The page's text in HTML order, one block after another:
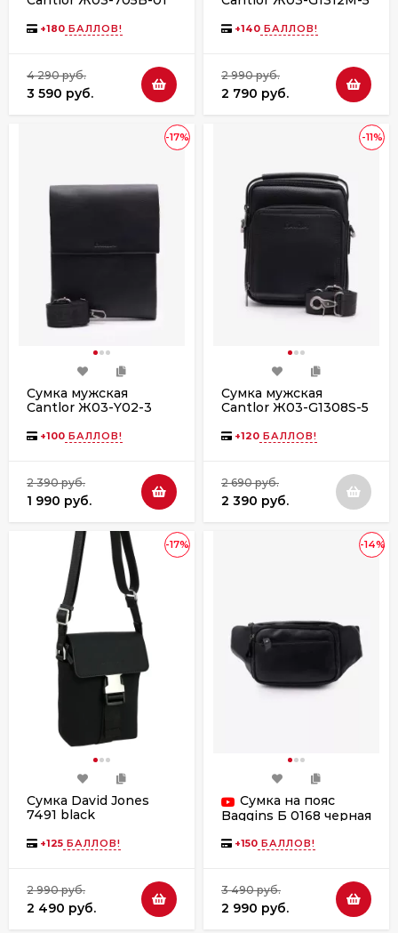
+180 БАЛЛОВ!
4 290 руб.
3 590 руб.
+140 БАЛЛОВ!
2 990 руб.
2 790 руб.
-17%
Сумка мужская
Cantlor Ж03-Y02-3
+100 БАЛЛОВ!
2 390 руб.
1 990 руб.
-11%
Сумка мужская
Cantlor Ж03-G1308S-5
+120 БАЛЛОВ!
2 690 руб.
2 390 руб.
-17%
Сумка David Jones
7491 black
+125 БАЛЛОВ!
2 990 руб.
2 490 руб.
-14%
Сумка на пояс
Baggins Б 0168 черная
+150 БАЛЛОВ!
3 490 руб.
2 990 руб.